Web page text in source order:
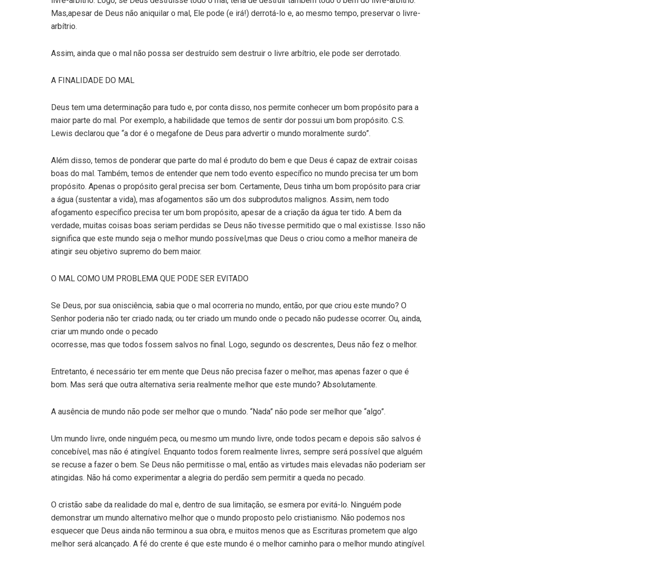
Mas,apesar de Deus não aniquilar o mal, Ele pode (e irá!) derrotá-lo e, ao mesmo tempo, preservar o livre-
arbítrio.
Assim, ainda que o mal não possa ser destruído sem destruir o livre arbítrio, ele pode ser derrotado.
A FINALIDADE DO MAL
Deus tem uma determinação para tudo e, por conta disso, nos permite conhecer um bom propósito para a
maior parte do mal. Por exemplo, a habilidade que temos de sentir dor possui um bom propósito. C.S.
Lewis declarou que “a dor é o megafone de Deus para advertir o mundo moralmente surdo”.
Além disso, temos de ponderar que parte do mal é produto do bem e que Deus é capaz de extrair coisas
boas do mal. Também, temos de entender que nem todo evento específico no mundo precisa ter um bom
propósito. Apenas o propósito geral precisa ser bom. Certamente, Deus tinha um bom propósito para criar
a água (sustentar a vida), mas afogamentos são um dos subprodutos malignos. Assim, nem todo
afogamento específico precisa ter um bom propósito, apesar de a criação da água ter tido. A bem da
verdade, muitas coisas boas seriam perdidas se Deus não tivesse permitido que o mal existisse. Isso não
significa que este mundo seja o melhor mundo possível,mas que Deus o criou como a melhor maneira de
atingir seu objetivo supremo do bem maior.
O MAL COMO UM PROBLEMA QUE PODE SER EVITADO
Se Deus, por sua onisciência, sabia que o mal ocorreria no mundo, então, por que criou este mundo? O
Senhor poderia não ter criado nada; ou ter criado um mundo onde o pecado não pudesse ocorrer. Ou, ainda,
criar um mundo onde o pecado
ocorresse, mas que todos fossem salvos no final. Logo, segundo os descrentes, Deus não fez o melhor.
Entretanto, é necessário ter em mente que Deus não precisa fazer o melhor, mas apenas fazer o que é
bom. Mas será que outra alternativa seria realmente melhor que este mundo? Absolutamente.
A ausência de mundo não pode ser melhor que o mundo. “Nada” não pode ser melhor que “algo”.
Um mundo livre, onde ninguém peca, ou mesmo um mundo livre, onde todos pecam e depois são salvos é
concebível, mas não é atingível. Enquanto todos forem realmente livres, sempre será possível que alguém
se recuse a fazer o bem. Se Deus não permitisse o mal, então as virtudes mais elevadas não poderiam ser
atingidas. Não há como experimentar a alegria do perdão sem permitir a queda no pecado.
O cristão sabe da realidade do mal e, dentro de sua limitação, se esmera por evitá-lo. Ninguém pode
demonstrar um mundo alternativo melhor que o mundo proposto pelo cristianismo. Não podemos nos
esquecer que Deus ainda não terminou a sua obra, e muitos menos que as Escrituras prometem que algo
melhor será alcançado. A fé do crente é que este mundo é o melhor caminho para o melhor mundo atingível.